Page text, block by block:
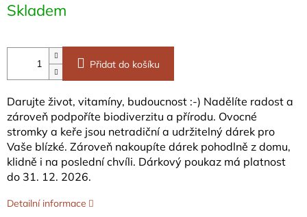
cena:
Skladem
Přidat do košíku
Darujte život, vitamíny, budoucnost :-) Nadělíte radost a
zároveň podpoříte biodiverzitu a přírodu. Ovocné
stromky a keře jsou netradiční a udržitelný dárek pro
Vaše blízké. Zároveň nakoupíte dárek pohodlně z domu,
klidně i na poslední chvíli. Dárkový poukaz má platnost
do 31. 12. 2026.
Detailní informace